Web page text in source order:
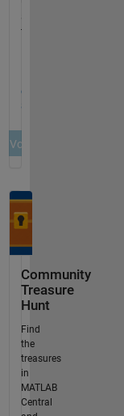
Community
Treasure
Hunt
Find
the
treasures
in
MATLAB
Central